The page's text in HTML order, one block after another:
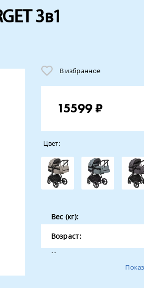
3в1
В избранное
15599 ₽
Цвет:
Вес (кг):
Возраст:
Колеса:
Ремень безопасности: